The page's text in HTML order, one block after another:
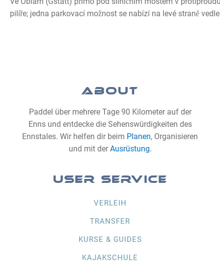
pilíře; jedna parkovací možnost se nabízí na levé straně
ABOUT
Paddel über mehrere Tage 90 Kilometer auf der
Enns und entdecke die Sehenswürdigkeiten des
Ennstales. Wir helfen dir beim Planen, Organisieren
und mit derAusrüstung.
USER SERVICE
VERLEIH
TRANSFER
KURSE & GUIDES
KAJAKSCHULE